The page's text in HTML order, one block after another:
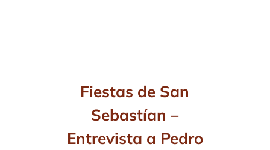
Fiestas de San
Sebastían –
Entrevista a Pedro